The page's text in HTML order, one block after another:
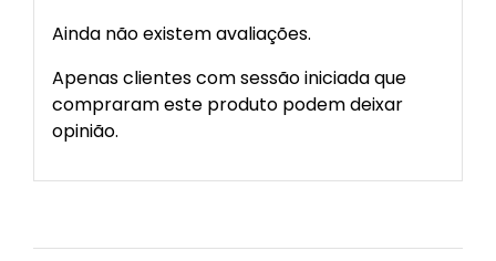
Ainda não existem avaliações.
Apenas clientes com sessão iniciada que
compraram este produto podem deixar
opinião.